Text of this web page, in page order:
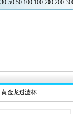
30-50 50-100 100-200 200-
黄金龙过滤杯